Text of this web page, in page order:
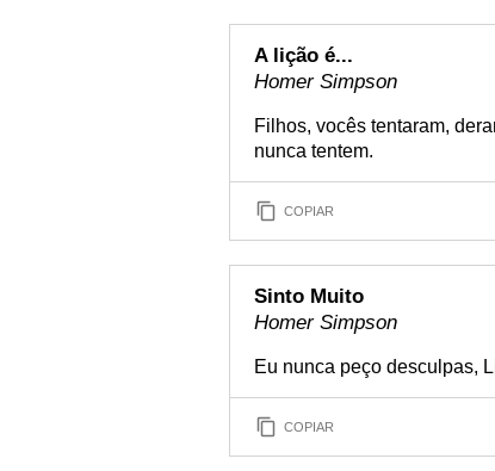
A lição é...
Homer Simpson
Filhos, vocês tentaram,
nunca tentem.
COPIAR
Sinto Muito
Homer Simpson
Eu nunca peço desculpas,
COPIAR